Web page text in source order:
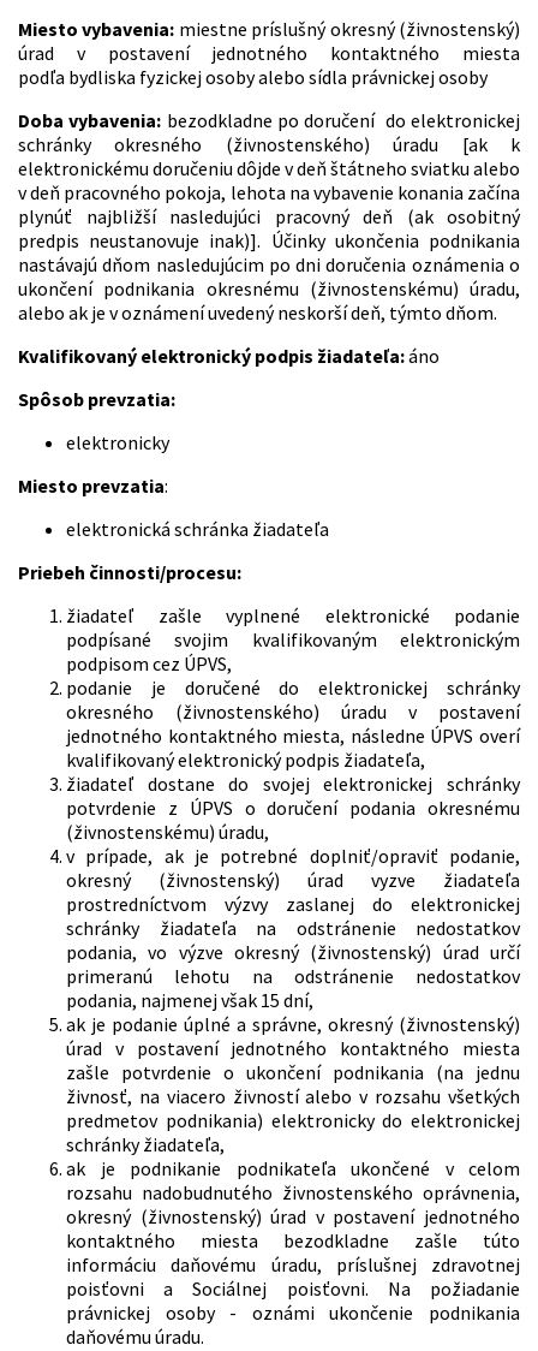
Miesto vybavenia: miestne príslušný okresný (živnostenský)
úrad v postavení jednotného kontaktného miesta
podľa bydliska fyzickej osoby alebo sídla právnickej osoby
Doba vybavenia: bezodkladne po doručení do elektronickej
schránky okresného (živnostenského) úradu [ak k
elektronickému doručeniu dôjde v deň štátneho sviatku alebo
v deň pracovného pokoja, lehota na vybavenie konania začína
plynúť najbližší nasledujúci pracovný deň (ak osobitný
predpis neustanovuje inak)]. Účinky ukončenia podnikania
nastávajú dňom nasledujúcim po dni doručenia oznámenia o
ukončení podnikania okresnému (živnostenskému) úradu,
alebo ak je v oznámení uvedený neskorší deň, týmto dňom.
Kvalifikovaný elektronický podpis žiadateľa:áno
Spôsob prevzatia:
elektronicky
Miesto prevzatia:
elektronická schránka žiadateľa
Priebeh činnosti/procesu:
žiadateľ zašle vyplnené elektronické podanie
podpísané svojim kvalifikovaným elektronickým
podpisom cez ÚPVS,
podanie je doručené do elektronickej schránky
okresného (živnostenského) úradu v postavení
jednotného kontaktného miesta, následne ÚPVS overí
kvalifikovaný elektronický podpis žiadateľa,
žiadateľ dostane do svojej elektronickej schránky
potvrdenie z ÚPVS o doručení podania okresnému
(živnostenskému) úradu,
v prípade, ak je potrebné doplniť/opraviť podanie,
okresný (živnostenský) úrad vyzve žiadateľa
prostredníctvom výzvy zaslanej do elektronickej
schránky žiadateľa na odstránenie nedostatkov
podania, vo výzve okresný (živnostenský) úrad určí
primeranú lehotu na odstránenie nedostatkov
podania, najmenej však 15 dní,
ak je podanie úplné a správne, okresný (živnostenský)
úrad v postavení jednotného kontaktného miesta
zašle potvrdenie o ukončení podnikania (na jednu
živnosť, na viacero živností alebo v rozsahu všetkých
predmetov podnikania) elektronicky do elektronickej
schránky žiadateľa,
ak je podnikanie podnikateľa ukončené v celom
rozsahu nadobudnutého živnostenského oprávnenia,
okresný (živnostenský) úrad v postavení jednotného
kontaktného miesta bezodkladne zašle túto
informáciu daňovému úradu, príslušnej zdravotnej
poisťovni a Sociálnej poisťovni. Na požiadanie
právnickej osoby - oznámi ukončenie podnikania
daňovému úradu.